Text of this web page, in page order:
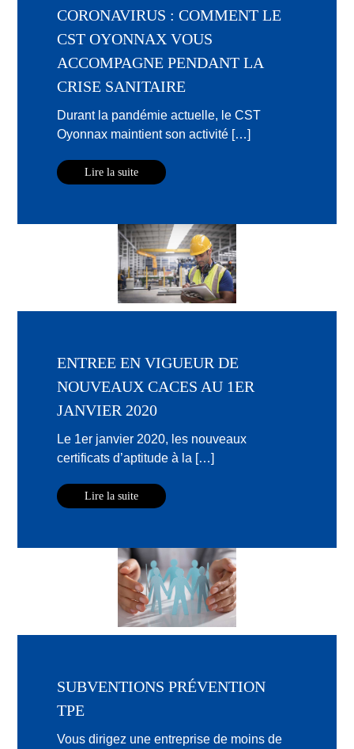
CORONAVIRUS : COMMENT LE
CST OYONNAX VOUS
ACCOMPAGNE PENDANT LA
CRISE SANITAIRE
Durant la pandémie actuelle, le CST
Oyonnax maintient son activité […]
Lire la suite
ENTREE EN VIGUEUR DE
NOUVEAUX CACES AU 1ER
JANVIER 2020
Le 1er janvier 2020, les nouveaux
certificats d’aptitude à la […]
Lire la suite
SUBVENTIONS PRÉVENTION
TPE
Vous dirigez une entreprise de moins de